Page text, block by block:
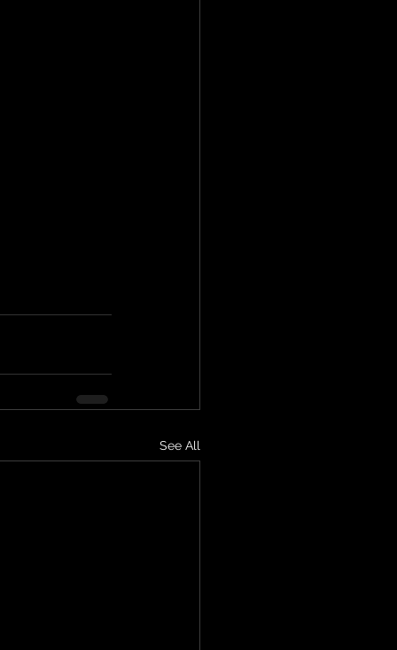
See All